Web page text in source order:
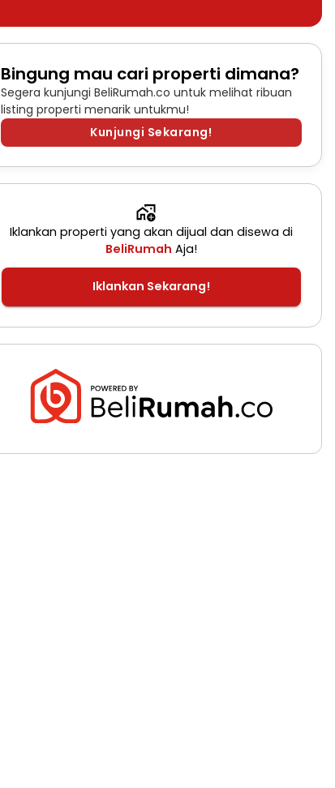
Bingung mau cari properti dimana?
Segera kunjungi BeliRumah.co untuk melihat ribuan
listing properti menarik untukmu!
Kunjungi Sekarang!
Iklankan properti yang akan dijual dan disewa di
BeliRumah Aja!
Iklankan Sekarang!